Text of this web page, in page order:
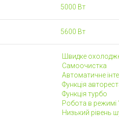
5000 Вт
5600 Вт
Швидке
Самоочистка
Автоматичне
Функція
Функція турбо
Робота в режимі
Низький рівень